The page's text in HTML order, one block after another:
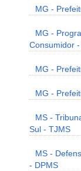
MG -
MG -
Consumidor
MG -
MG -
MS -
Sul - TJMS
MS -
- DPMS